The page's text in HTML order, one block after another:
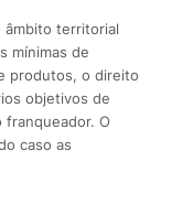
âmbito territorial
mínimas de
produtos, o direito
objetivos de
O
caso as